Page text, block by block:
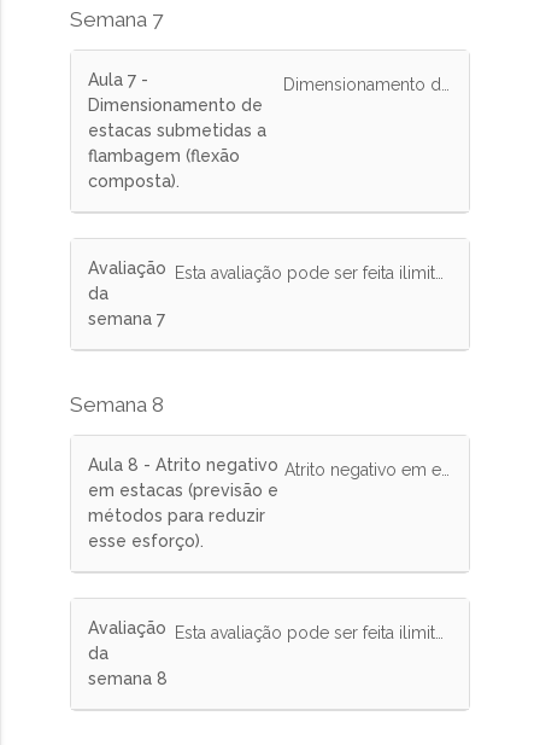
Semana 7
Aula 7 -
Dimensionamento de
estacas submetidas a
flambagem (flexão
composta).
Avaliação
da
semana 7
Esta avaliação pode ser feita ilimitada vezes e tem peso de 10% na nota final.
Semana 8
Aula 8 - Atrito negativo
em estacas (previsão e
métodos para reduzir
esse esforço).
Avaliação
da
semana 8
Esta avaliação pode ser feita ilimitadas vezes e tem peso de 10% na nota final.